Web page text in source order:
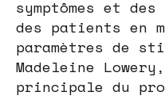
symptômes et
des patients en
paramètres de
Madeleine
principale du